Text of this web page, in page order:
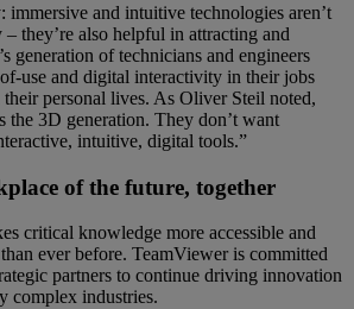
immersive and intuitive technologies aren’t
they’re also helpful in attracting and
generation of technicians and engineers
of-use and digital interactivity in their jobs
personal lives. As Oliver Steil noted,
the 3D generation. They don’t want
intuitive, digital tools.”
of the future, together
critical knowledge more accessible and
ever before. TeamViewer is committed
partners to continue driving innovation
complex industries.